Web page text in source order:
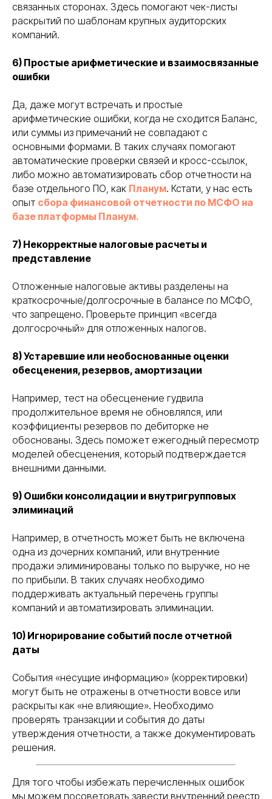
связанных сторонах. Здесь помогают чек-листы
раскрытий по шаблонам крупных аудиторских
компаний.
6) Простые арифметические и взаимосвязанные
ошибки
Да, даже могут встречать и простые
арифметические ошибки, когда не сходится Баланс,
или суммы из примечаний не совпадают с
основными формами. В таких случаях помогают
автоматические проверки связей и кросс-ссылок,
либо можно автоматизировать сбор отчетности на
базе отдельного ПО, как Планум. Кстати, у нас есть
опыт сбора финансовой отчетности по МСФО на
базе платформы Планум.
7) Некорректные налоговые расчеты и
представление
Отложенные налоговые активы разделены на
краткосрочные/долгосрочные в балансе по МСФО,
что запрещено. Проверьте принцип «всегда
долгосрочный» для отложенных налогов.
8) Устаревшие или необоснованные оценки
обесценения, резервов, амортизации
Например, тест на обесценение гудвила
продолжительное время не обновлялся, или
коэффициенты резервов по дебиторке не
обоснованы. Здесь поможет ежегодный пересмотр
моделей обесценения, который подтверждается
внешними данными.
9) Ошибки консолидации и внутригрупповых
элиминаций
Например, в отчетность может быть не включена
одна из дочерних компаний, или внутренние
продажи элиминированы только по выручке, но не
по прибыли. В таких случаях необходимо
поддерживать актуальный перечень группы
компаний и автоматизировать элиминации.
10) Игнорирование событий после отчетной
даты
События «несущие информацию» (корректировки)
могут быть не отражены в отчетности вовсе или
раскрыты как «не влияющие». Необходимо
проверять транзакции и события до даты
утверждения отчетности, а также документировать
решения.
Для того чтобы избежать перечисленных ошибок
мы можем посоветовать завести внутренний реестр